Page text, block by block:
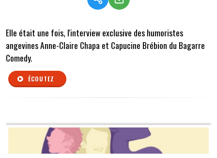
Elle était une fois, l'interview exclusive des humoristes
angevines Anne-Claire Chapa et Capucine Brébion du Bagarre
Comedy.
ÉCOUTEZ